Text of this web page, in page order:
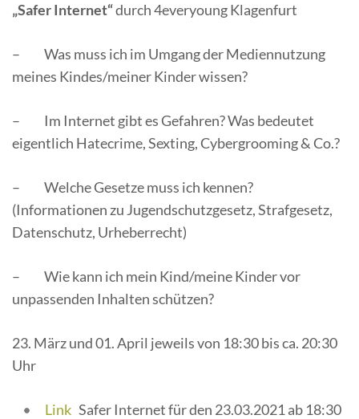
„Safer Internet“durch 4everyoung Klagenfurt
– Was muss ich im Umgang der Mediennutzung
meines Kindes/meiner Kinder wissen?
– Im Internet gibt es Gefahren? Was bedeutet
eigentlich Hatecrime, Sexting, Cybergrooming & Co.?
– Welche Gesetze muss ich kennen?
(Informationen zu Jugendschutzgesetz, Strafgesetz,
Datenschutz, Urheberrecht)
– Wie kann ich mein Kind/meine Kinder vor
unpassenden Inhalten schützen?
23. März und 01. April jeweils von 18:30 bis ca. 20:30
Uhr
Link Safer Internet für den 23.03.2021 ab 18:30